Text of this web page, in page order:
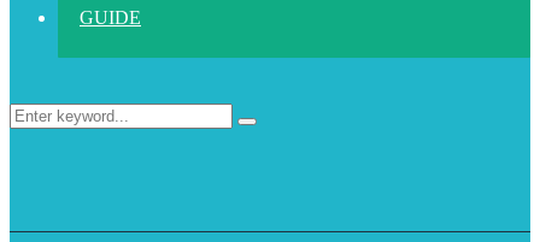
GUIDE
Search
Search